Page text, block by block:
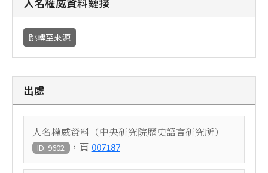
跳轉至來源
出處
人名權威資料（中央研究院歷史語言研究所）
ID: 9602 ，頁 007187